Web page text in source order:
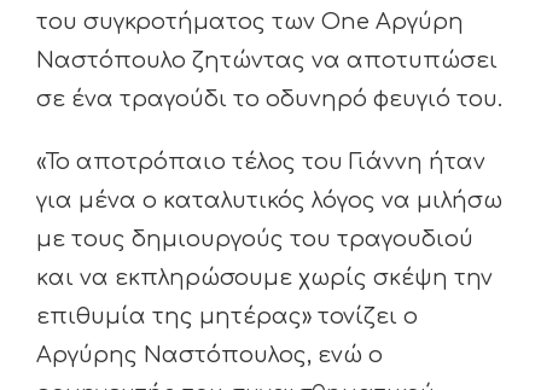
του συγκροτήματος των One Αργύρη
Ναστόπουλο ζητώντας να αποτυπώσει
σε ένα τραγούδι το οδυνηρό φευγιό του.
«Το αποτρόπαιο τέλος του Γιάννη ήταν
για μένα ο καταλυτικός λόγος να μιλήσω
με τους δημιουργούς του τραγουδιού
και να εκπληρώσουμε χωρίς σκέψη την
επιθυμία της μητέρας» τονίζει ο
Αργύρης Ναστόπουλος, ενώ ο